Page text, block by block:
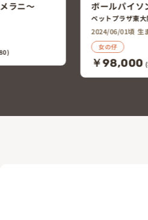
トノーズ